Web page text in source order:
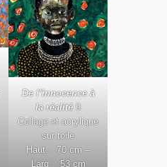
De l’innocence à
la réalité9
Collage et acrylique
sur toile
Haut. : 70 cm –
Larg. : 53 cm